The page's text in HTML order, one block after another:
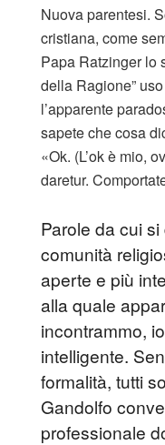
Nuova parentesi.
cristiana, come
Papa Ratzinger lo
della Ragione”
l’apparente
sapete che cosa
«Ok. (L’ok è mio,
daretur.
Parole da cui
comunità
aperte e più
alla quale
incontrammo,
intelligente.
formalità, tutti
Gandolfo
professionale